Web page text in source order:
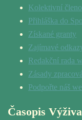
Kolektivní
Přihláška do
Získané granty
Zajímavé
Redakční rada
Zásady
Podpořte náš
Časopis